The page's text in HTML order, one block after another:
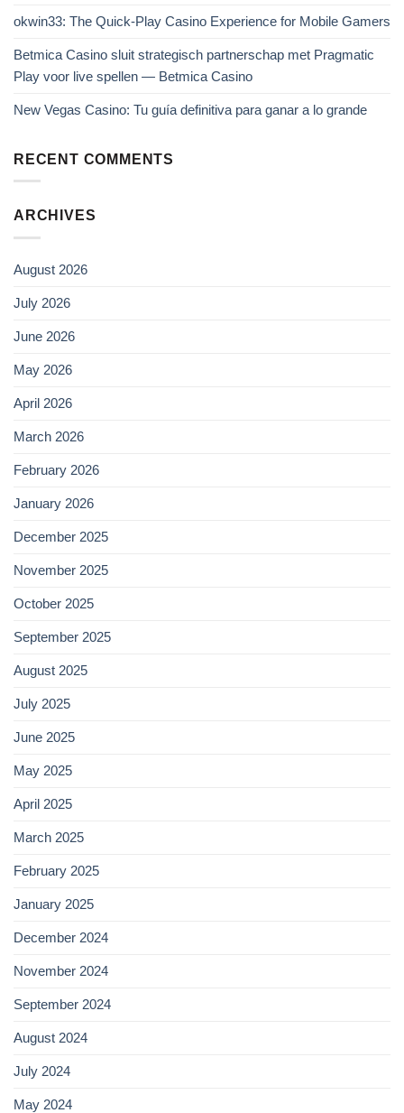
okwin33: The Quick‑Play Casino Experience for Mobile Gamers
Betmica Casino sluit strategisch partnerschap met Pragmatic
Play voor live spellen — Betmica Casino
New Vegas Casino: Tu guía definitiva para ganar a lo grande
RECENT COMMENTS
ARCHIVES
August 2026
July 2026
June 2026
May 2026
April 2026
March 2026
February 2026
January 2026
December 2025
November 2025
October 2025
September 2025
August 2025
July 2025
June 2025
May 2025
April 2025
March 2025
February 2025
January 2025
December 2024
November 2024
September 2024
August 2024
July 2024
May 2024